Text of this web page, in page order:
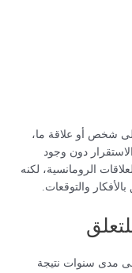
شخص أو علاقة ما،
دون وجود
الرومانسية، لكنه
والتوقعات.
مدى سنوات نتيجة